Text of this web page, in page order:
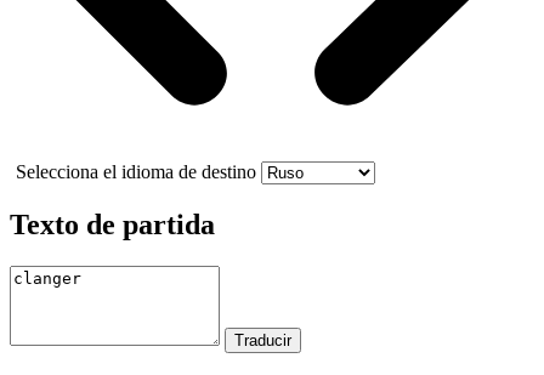
Selecciona el idioma de destino
Texto de partida